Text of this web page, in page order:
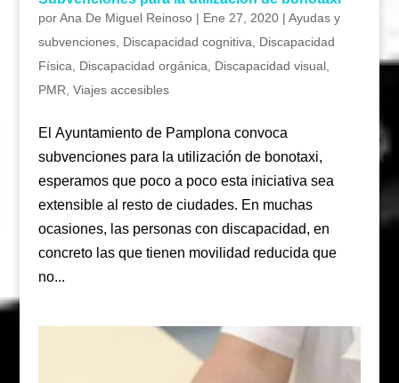
porAna De Miguel Reinoso| Ene 27, 2020| Ayudas y
subvenciones, Discapacidad cognitiva
Discapacidad
Física
Discapacidad orgánica Discapacidad visual,
PMR Viajes accesibles
El Ayuntamiento de Pamplona convoca
subvenciones para la utilización de bonotaxi,
esperamos que poco a poco esta iniciativa sea
extensible al resto de ciudades. En muchas
ocasiones, las personas con discapacidad, en
concreto las que tienen movilidad reducida que
no...